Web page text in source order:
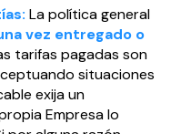
La política general
vez entregado o
tarifas pagadas son
situaciones
exija un
Empresa lo